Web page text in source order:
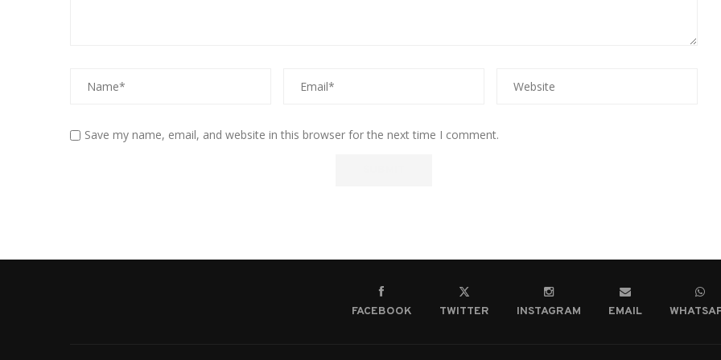
Save my name, email, and website in this browser for the next time I comment.
FACEBOOK TWITTER INSTAGRAM EMAIL